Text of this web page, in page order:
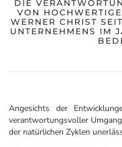
DIE
VON
WERNER CHRIST
UNTERNEHMENS IM
Angesichts der
verantwortungsvoller
der natürlichen Zyklen